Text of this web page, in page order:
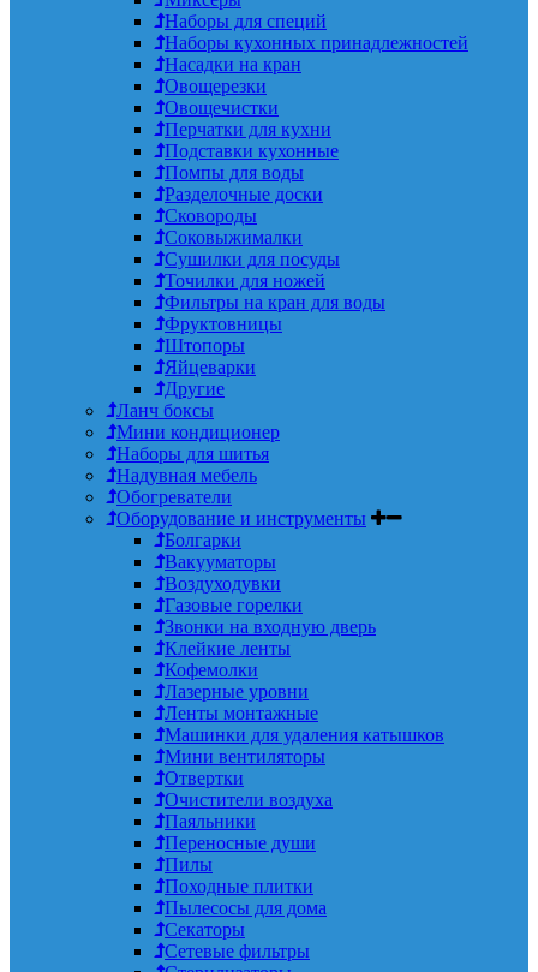
Наборы для специй
Наборы кухонных принадлежностей
Насадки на кран
Овощерезки
Овощечистки
Перчатки для кухни
Подставки кухонные
Помпы для воды
Разделочные доски
Сковороды
Соковыжималки
Сушилки для посуды
Точилки для ножей
Фильтры на кран для воды
Фруктовницы
Штопоры
Яйцеварки
Другие
Ланч боксы
Мини кондиционер
Наборы для шитья
Надувная мебель
Обогреватели
Оборудование и инструменты
Болгарки
Вакууматоры
Воздуходувки
Газовые горелки
Звонки на входную дверь
Клейкие ленты
Кофемолки
Лазерные уровни
Ленты монтажные
Машинки для удаления катышков
Мини вентиляторы
Отвертки
Очистители воздуха
Паяльники
Переносные души
Пилы
Походные плитки
Пылесосы для дома
Секаторы
Сетевые фильтры